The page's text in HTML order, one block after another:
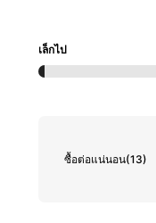
เล็กไป
ซื้อต่อแน่นอน(13)